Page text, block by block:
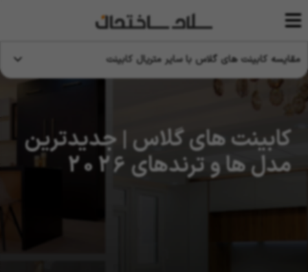
مقایسه کابینت های گلاس با سایر متریال کابینت
کابینت های گلاس | جدیدترین
مدل ها و ترندهای 2026